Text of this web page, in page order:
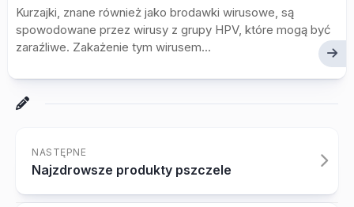
Kurzajki, znane również jako brodawki wirusowe, są
spowodowane przez wirusy z grupy HPV, które mogą być
zaraźliwe. Zakażenie tym wirusem...
NASTĘPNE
Najzdrowsze produkty pszczele